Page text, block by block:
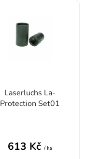
Laserluchs La-
Protection Set01
613 Kč / ks